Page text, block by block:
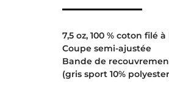
7,5 oz, 100 % coton filé
Coupe semi-ajustée
Bande de
(gris sport 10%